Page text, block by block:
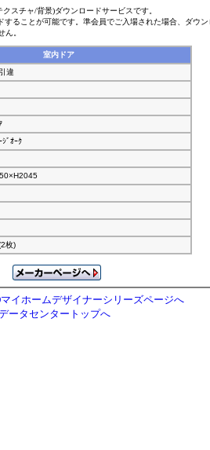
スチャ/背景)ダウンロードサービスです。
ることが可能です。準会員でご入場された場合、ダウ
ん。
室内ドア
違
ｼﾞｵｰｸ
枚)
イホームデザイナーシリーズページへ
ータセンタートップへ